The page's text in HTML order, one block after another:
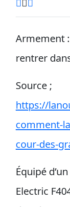
Armement
rentrer
Source ;
https://
comment-
cour-des-
Équipé
Electric